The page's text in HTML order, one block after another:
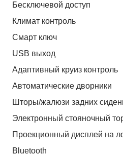
Бесключевой доступ
Климат контроль
Смарт ключ
USB выход
Адаптивный круиз контроль
Автоматические дворники
Шторы/жалюзи задних
Электронный стояночный
Проекционный дисплей на
Bluetooth